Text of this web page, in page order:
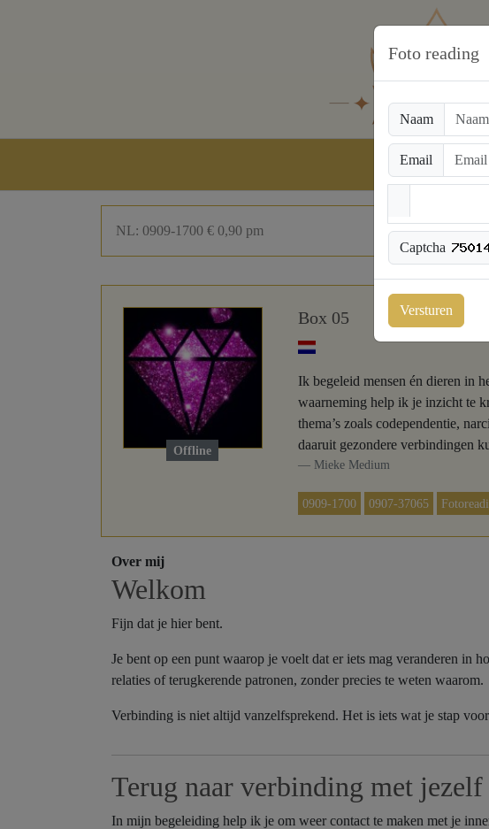
Het
NL: 0909-1700 € 0,90 pm
Offline
Box 05
Ik begeleid mensen én dieren in
waarneming help ik je inzicht te
thema’s zoals codependentie,
daaruit gezondere verbindingen
Mieke Medium
0909-1700 0907-37065
Over mij
Welkom
Fijn dat je hier bent.
Je bent op een punt waarop je voelt dat er iets mag veranderen in
relaties of terugkerende patronen, zonder precies te weten waarom.
Verbinding is niet altijd vanzelfsprekend. Het is iets wat je stap
Terug naar verbinding met jezelf
In mijn begeleiding help ik je om weer contact te maken met je
Foto reading
Naam
Email
Captcha
Versturen